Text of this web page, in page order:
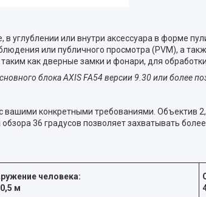
углублении или внутри аксессуара в форме
или публичного просмотра (PVM), а
как дверные замки и фонари, для
блока AXIS FA54 версии 9.30 или более
вашими конкретными требованиями. Объектив
36 градусов позволяет захватывать
человека:
м